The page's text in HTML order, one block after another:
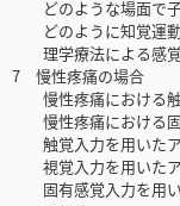
どのような場面で子
どのように知覚運動
理学療法による感覚
7 慢性疼痛の場合
慢性疼痛における触
慢性疼痛における固
触覚入力を用いた
視覚入力を用いた
固有感覚入力を用い